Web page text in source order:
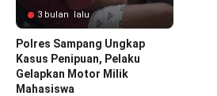
3 bulan lalu
Polres Sampang Ungkap
Kasus Penipuan, Pelaku
Gelapkan Motor Milik
Mahasiswa